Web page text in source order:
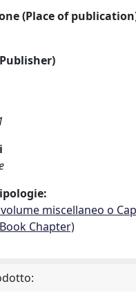
(Place of
miscellaneo o
Chapter)